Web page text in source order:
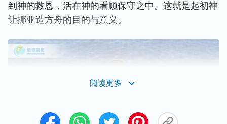
到神的救恩，活在神的看顾保守之中。这就是起初神
让挪亚造方舟的目的与意义。
阅读更多